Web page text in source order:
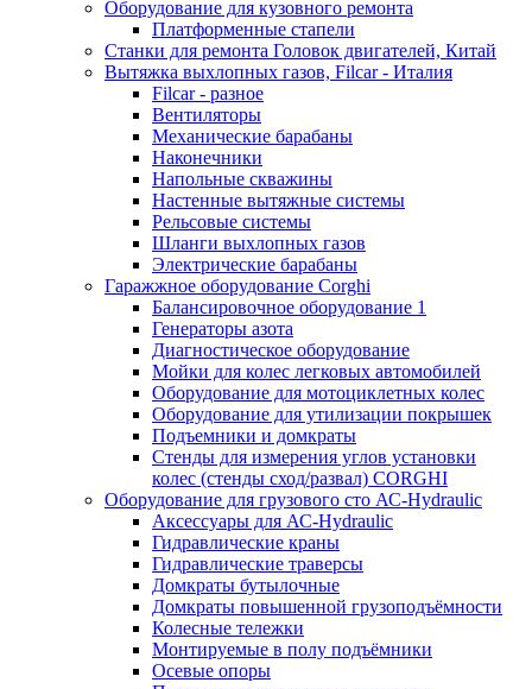
Оборудование для кузовного ремонта
Платформенные стапели
Станки для ремонта Головок двигателей, Китай
Вытяжка выхлопных газов, Filcar - Италия
Filcar - разное
Вентиляторы
Механические барабаны
Наконечники
Напольные скважины
Настенные вытяжные системы
Рельсовые системы
Шланги выхлопных газов
Электрические барабаны
Гаражжное оборудование Corghi
Балансировочное оборудование 1
Генераторы азота
Диагностическое оборудование
Мойки для колес легковых автомобилей
Оборудование для мотоциклетных колес
Оборудование для утилизации покрышек
Подъемники и домкраты
Стенды для измерения углов установки
колес (стенды сход/развал) CORGHI
Оборудование для грузового сто АС-Hydraulic
Аксессуары для АС-Hydraulic
Гидравлические краны
Гидравлические траверсы
Домкраты бутылочные
Домкраты повышенной грузоподъёмности
Колесные тележки
Монтируемые в полу подъёмники
Осевые опоры